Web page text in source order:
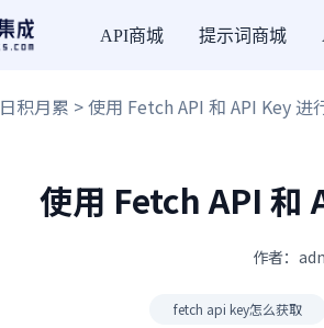
API商城 提示词商城
日积月累 > 使用 Fetch API 和 API Key
使用 Fetch API 和
作者：
fetch api key怎么获取